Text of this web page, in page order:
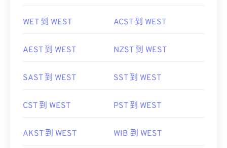
WET 到 WEST ACST 到 WEST
AEST 到 WEST NZST 到 WEST
SAST 到 WEST SST 到 WEST
CST 到 WEST PST 到 WEST
AKST 到 WEST WIB 到 WEST